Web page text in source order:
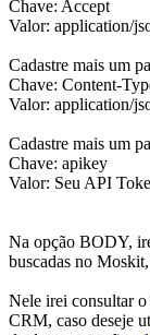
Chave: Accept
Valor: application/
Cadastre mais um
Chave: Content-
Valor: application/
Cadastre mais um
Chave: apikey
Valor: Seu API
Na opção BODY,
buscadas no
Nele irei consultar o
CRM, caso deseje